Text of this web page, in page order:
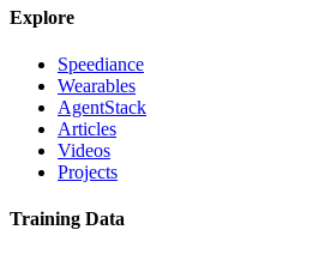
Explore
Speediance
Wearables
AgentStack
Articles
Videos
Projects
Training Data